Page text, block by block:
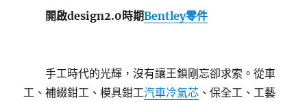
開啟design2.0時期Bentley零件
手工時代的光輝，沒有讓王鎖剛忘卻求索。從車
工、補綴鉗工、模具鉗工汽車冷氣芯 、保全工、工藝